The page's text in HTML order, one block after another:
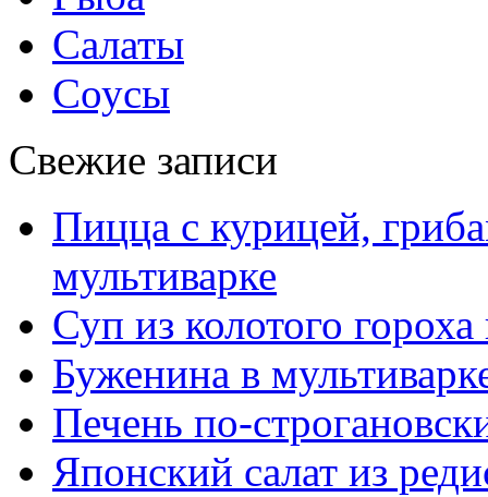
Салаты
Соусы
Свежие записи
Пицца с курицей,
мультиварке
Суп из колотого
Буженина в
Печень по-
Японский салат из